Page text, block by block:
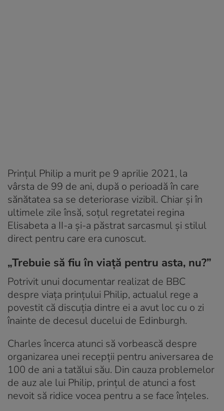
Prințul Philip a murit pe 9 aprilie 2021, la
vârsta de 99 de ani, după o perioadă în care
sănătatea sa se deteriorase vizibil. Chiar și în
ultimele zile însă, soțul regretatei regina
Elisabeta a II-a și-a păstrat sarcasmul și stilul
direct pentru care era cunoscut.
„Trebuie să fiu în viață pentru asta, nu?”
Potrivit unui documentar realizat de BBC
despre viața prințului Philip, actualul rege a
povestit că discuția dintre ei a avut loc cu o zi
înainte de decesul ducelui de Edinburgh.
Charles încerca atunci să vorbească despre
organizarea unei recepții pentru aniversarea de
100 de ani a tatălui său. Din cauza problemelor
de auz ale lui Philip, prințul de atunci a fost
nevoit să ridice vocea pentru a se face înțeles.